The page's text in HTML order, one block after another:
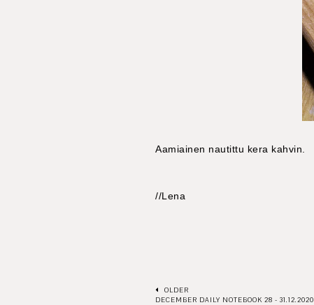
Aamiainen nautittu kera kahvin.
//Lena
OLDER
DECEMBER DAILY NOTEBOOK 28 - 31.12.2020